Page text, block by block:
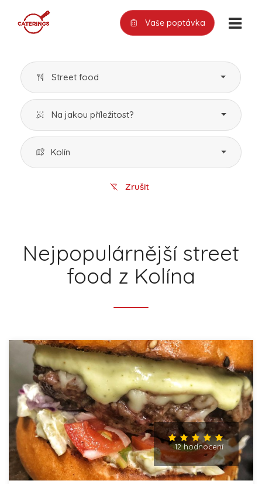
Vaše poptávka
Street food
Na jakou příležitost?
Kolín
Zrušit
Nejpopulárnější street
food z Kolína
12 hodnocení